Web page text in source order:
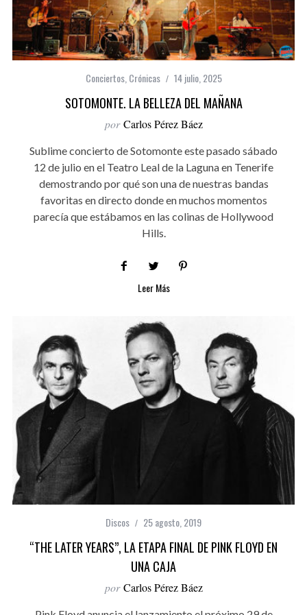
Conciertos, Crónicas 14 julio, 2025
SOTOMONTE. LA BELLEZA DEL MAÑANA
por Carlos Pérez Báez
Sublime concierto de Sotomonte este pasado sábado
12 de julio en el Teatro Leal de la Laguna en Tenerife
demostrando por qué son una de nuestras bandas
favoritas en directo donde en muchos momentos
parecía que estábamos en las colinas de Hollywood
Hills.
Leer Más
Discos 25 agosto, 2019
“THE LATER YEARS”, LA ETAPA FINAL DE PINK FLOYD EN
UNA CAJA
por Carlos Pérez Báez